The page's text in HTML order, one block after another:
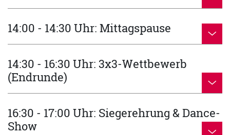
14:00 - 14:30 Uhr: Mittagspause
14:30 - 16:30 Uhr: 3x3-Wettbewerb
(Endrunde)
16:30 - 17:00 Uhr: Siegerehrung & Dance-
Show